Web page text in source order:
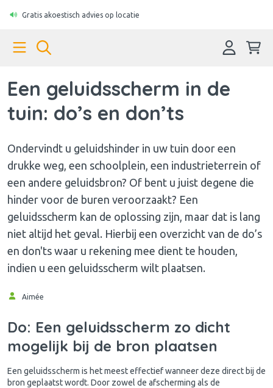
Gratis akoestisch advies op locatie
Een geluidsscherm in de
tuin: do’s en don’ts
Ondervindt u geluidshinder in uw tuin door een
drukke weg, een schoolplein, een industrieterrein of
een andere geluidsbron? Of bent u juist degene die
hinder voor de buren veroorzaakt? Een
geluidsscherm kan de oplossing zijn, maar dat is lang
niet altijd het geval. Hierbij een overzicht van de do’s
en don'ts waar u rekening mee dient te houden,
indien u een geluidsscherm wilt plaatsen.
Aimée
Do: Een geluidsscherm zo dicht
mogelijk bij de bron plaatsen
Een geluidsscherm is het meest effectief wanneer deze direct bij de
bron geplaatst wordt. Door zowel de afscherming als de